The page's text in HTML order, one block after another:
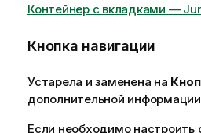
Контейнер с вкладками —
Кнопка навигации
Устарела и заменена на
дополнительной
Если необходимо